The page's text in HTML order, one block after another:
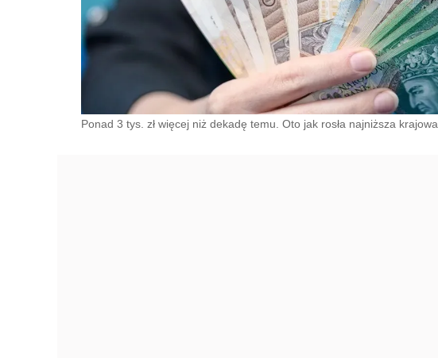
Ponad 3 tys. zł więcej niż dekadę temu. Oto jak rosła najniższa krajowa